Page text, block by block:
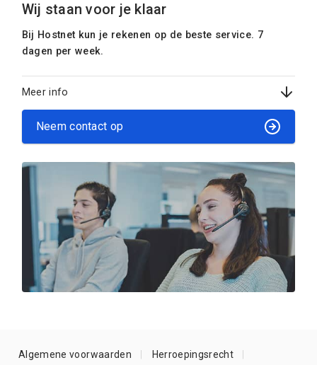
Wij staan voor je klaar
Bij Hostnet kun je rekenen op de beste service. 7
dagen per week.
Meer info
Neem contact op
Algemene voorwaarden Herroepingsrecht